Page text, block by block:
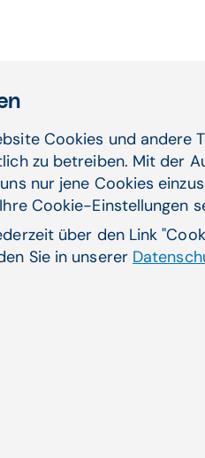
Cookies und andere
zu betreiben. Mit der
nur jene Cookies
Cookie-Einstellungen
über den Link
Sie in unserer